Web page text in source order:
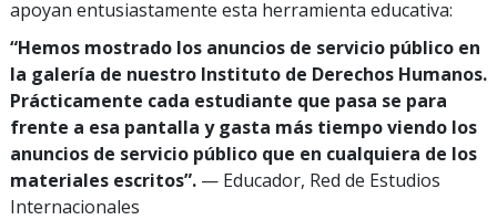
apoyan entusiastamente esta herramienta educativa:
“Hemos mostrado los anuncios de servicio público en
la galería de nuestro Instituto de Derechos Humanos.
Prácticamente cada estudiante que pasa se para
frente a esa pantalla y gasta más tiempo viendo los
anuncios de servicio público que en cualquiera de los
materiales escritos”. — Educador, Red de Estudios
Internacionales